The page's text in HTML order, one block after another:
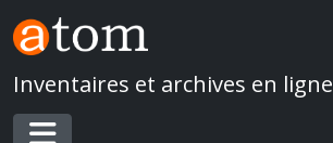
Skip to main content
Inventaires et archives en ligne